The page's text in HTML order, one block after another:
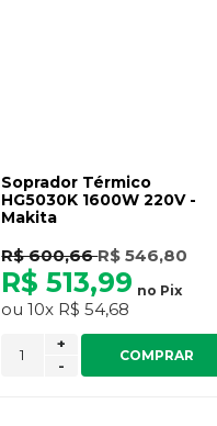
Soprador Térmico
HG5030K 1600W 220V -
Makita
R$ 600,66R$ 546,80
R$ 513,99 no Pix
ou 10x R$ 54,68
-
+
COMPRAR